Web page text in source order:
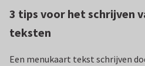
3 tips voor het schrijven
teksten
Een menukaart tekst schrijven